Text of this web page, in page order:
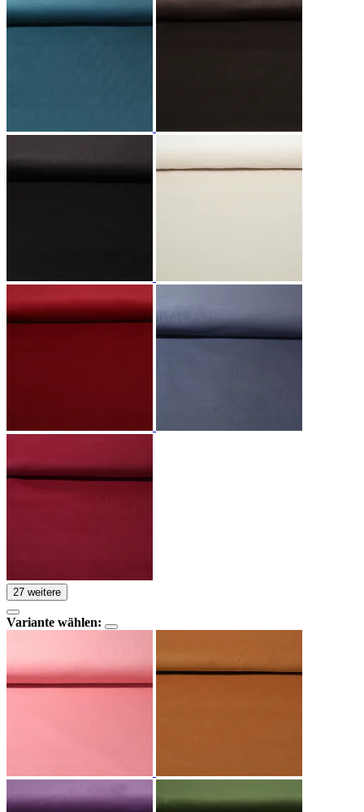
27 weitere
Variante wählen: